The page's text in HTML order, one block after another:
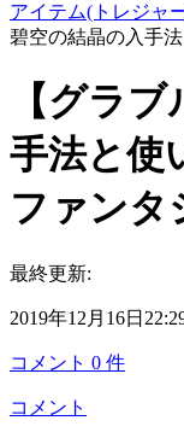
アイテム(トレジャ
碧空の結晶の入手
【グラ
手法と使
ファンタ
最終更新:
2019年12月16日
コメント 0 件
コメント